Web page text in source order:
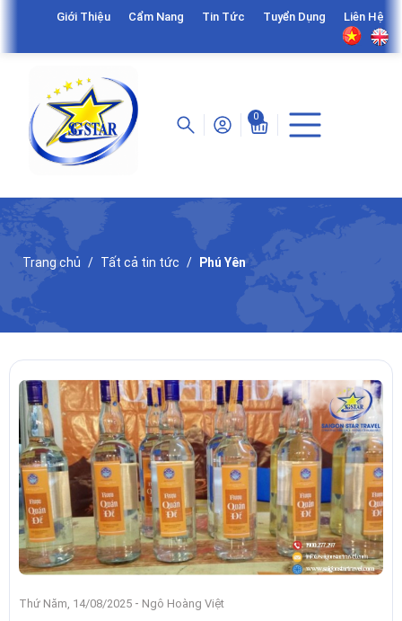
Giới Thiệu Cẩm Nang Tin Tức Tuyển Dụng Liên Hệ
0
Trang chủ Tất cả tin tức Phú Yên
Thứ Năm, 14/08/2025 - Ngô Hoàng Việt